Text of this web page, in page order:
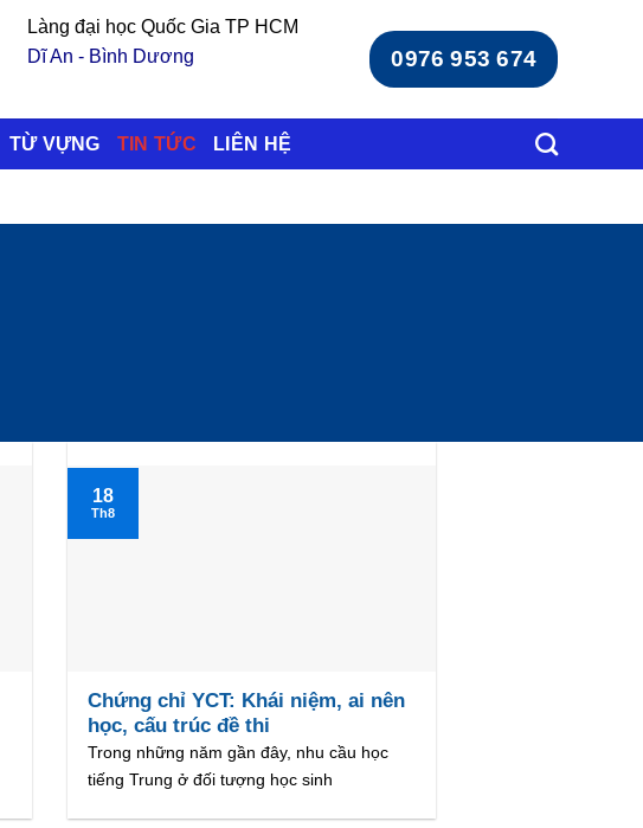
Làng đại học Quốc Gia TP HCM
Dĩ An - Bình Dương
0976 953 674
TỪ VỰNG TIN TỨC LIÊN HỆ
Chứng chỉ YCT: Khái niệm, ai nên
học, cấu trúc đề thi
Trong những năm gần đây, nhu cầu học
tiếng Trung ở đối tượng học sinh
18
Th8